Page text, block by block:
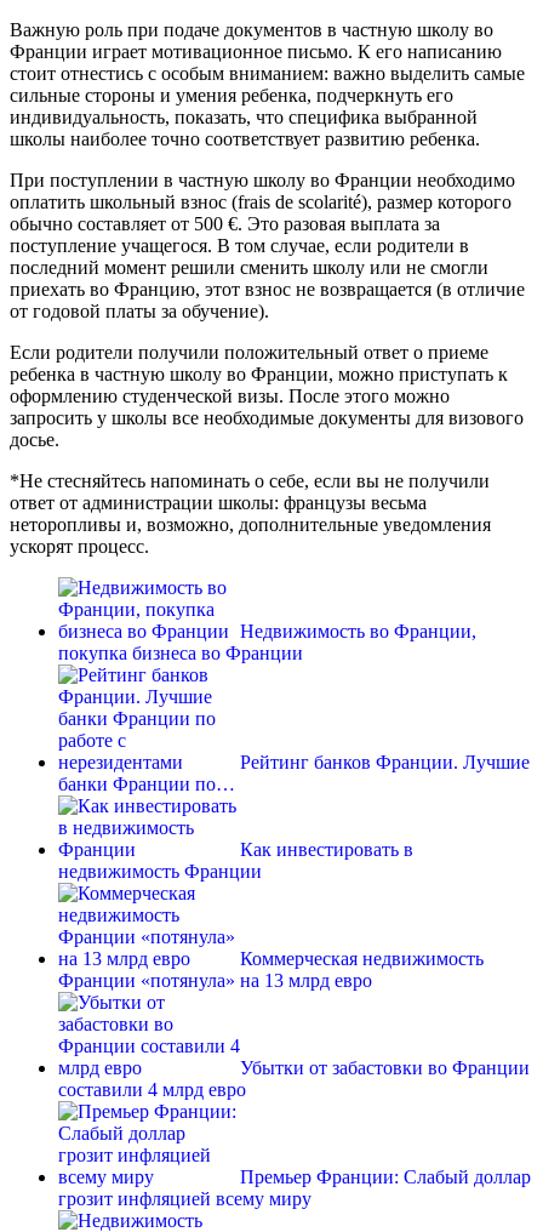
Важную роль при подаче документов в частную школу во
Франции играет мотивационное письмо. К его написанию
стоит отнестись с особым вниманием: важно выделить самые
сильные стороны и умения ребенка, подчеркнуть его
индивидуальность, показать, что специфика выбранной
школы наиболее точно соответствует развитию ребенка.
При поступлении в частную школу во Франции необходимо
оплатить школьный взнос (frais de scolarité), размер которого
обычно составляет от 500 €. Это разовая выплата за
поступление учащегося. В том случае, если родители в
последний момент решили сменить школу или не смогли
приехать во Францию, этот взнос не возвращается (в отличие
от годовой платы за обучение).
Если родители получили положительный ответ о приеме
ребенка в частную школу во Франции, можно приступать к
оформлению студенческой визы. После этого можно
запросить у школы все необходимые документы для визового
досье.
*Не стесняйтесь напоминать о себе, если вы не получили
ответ от администрации школы: французы весьма
неторопливы и, возможно, дополнительные уведомления
ускорят процесс.
Недвижимость во Франции,
покупка бизнеса во Франции
Рейтинг банков Франции. Лучшие
банки Франции по…
Как инвестировать в
недвижимость Франции
Коммерческая недвижимость
Франции «потянула» на 13 млрд евро
Убытки от забастовки во Франции
составили 4 млрд евро
Премьер Франции: Слабый доллар
грозит инфляцией всему миру